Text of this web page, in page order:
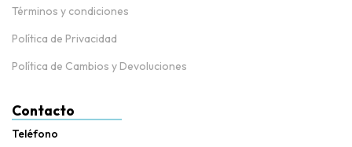
Términos y condiciones
Política de Privacidad
Política de Cambios y Devoluciones
Contacto
Teléfono